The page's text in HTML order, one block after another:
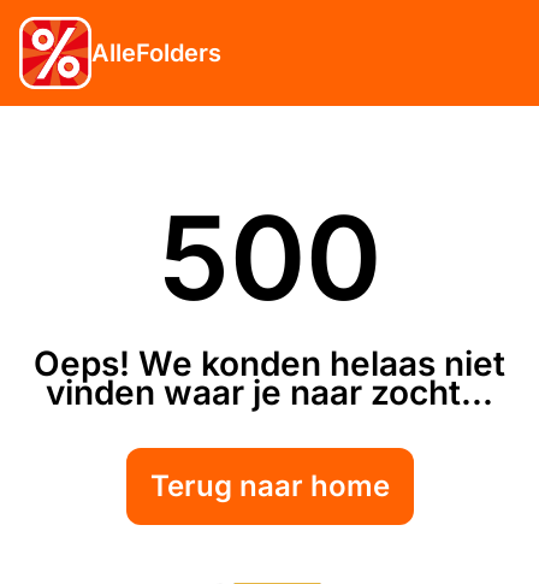
AlleFolders
500
Oeps! We konden helaas niet
vinden waar je naar zocht...
Terug naar home